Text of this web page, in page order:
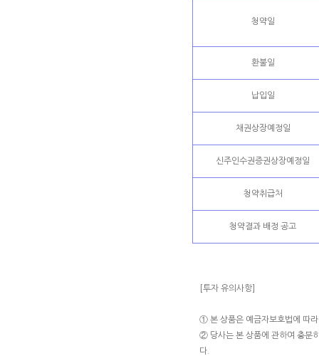
청약일
환불일
납입일
채권상장예정일
신주인수권증권상장예정일
청약취급처
청약결과 배정 공고
[투자 유의사항]
① 본 상품은 예금자보호법에 따
② 당사는 본 상품에 관하여 충분
다.